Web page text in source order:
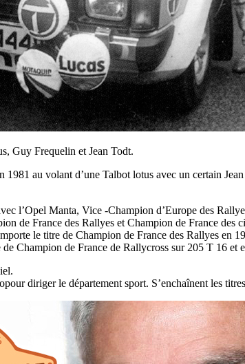
Guy Frequelin et Jean Todt.
au volant d’une Talbot lotus avec un certain
l’Opel Manta, Vice -Champion d’Europe des
de France des Rallyes et Champion de France des
le titre de Champion de France des Rallyes en
Champion de France de Rallycross sur 205 T 16
diriger le département sport. S’enchaînent les